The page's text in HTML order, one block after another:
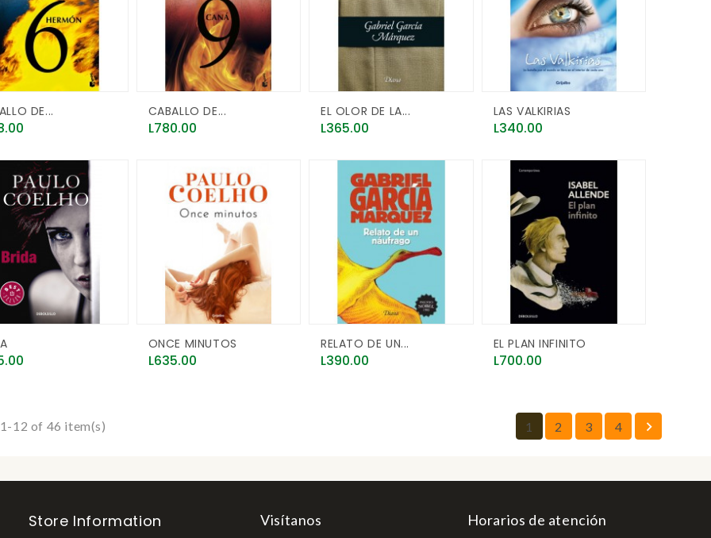
DE... CABALLO DE...
Price
L780.00
EL OLOR DE LA...
Price
L365.00
LAS VALKIRIAS
Price
L340.00
ONCE MINUTOS
Price
L635.00
RELATO DE UN...
Price
L390.00
EL PLAN INFINITO
Price
L700.00
12 of 46 item(s) 1 2 3 4 
Store Information Visítanos Horarios de atención